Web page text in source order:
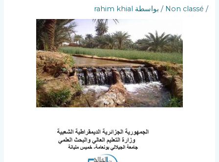
/
Non classé / بواسطة rahim khial